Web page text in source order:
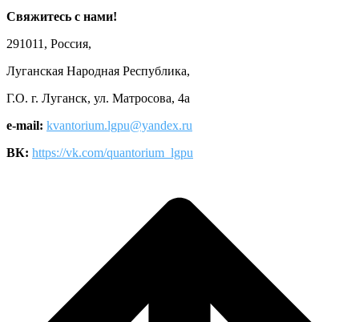
Свяжитесь с нами!
291011, Россия,
Луганская Народная Республика,
Г.О. г. Луганск, ул. Матросова, 4а
e-mail: kvantorium.lgpu@yandex.ru
ВК: https://vk.com/quantorium_lgpu